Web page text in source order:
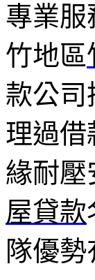
專業服
竹地區
款公司
理過借
緣耐壓
屋貸款
隊優勢